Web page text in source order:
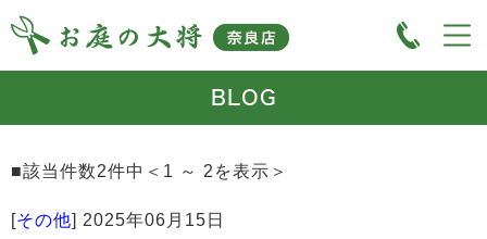
BLOG
■該当件数2件中＜1 ～ 2を表示＞
[その他] 2025年06月15日